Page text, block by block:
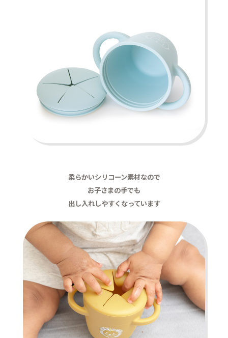
柔らかいシリコーン素材なので
お子さまの手でも
出し入れしやすくなっています